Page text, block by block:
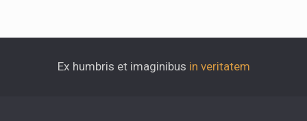
Ex humbris et imaginibus in veritatem